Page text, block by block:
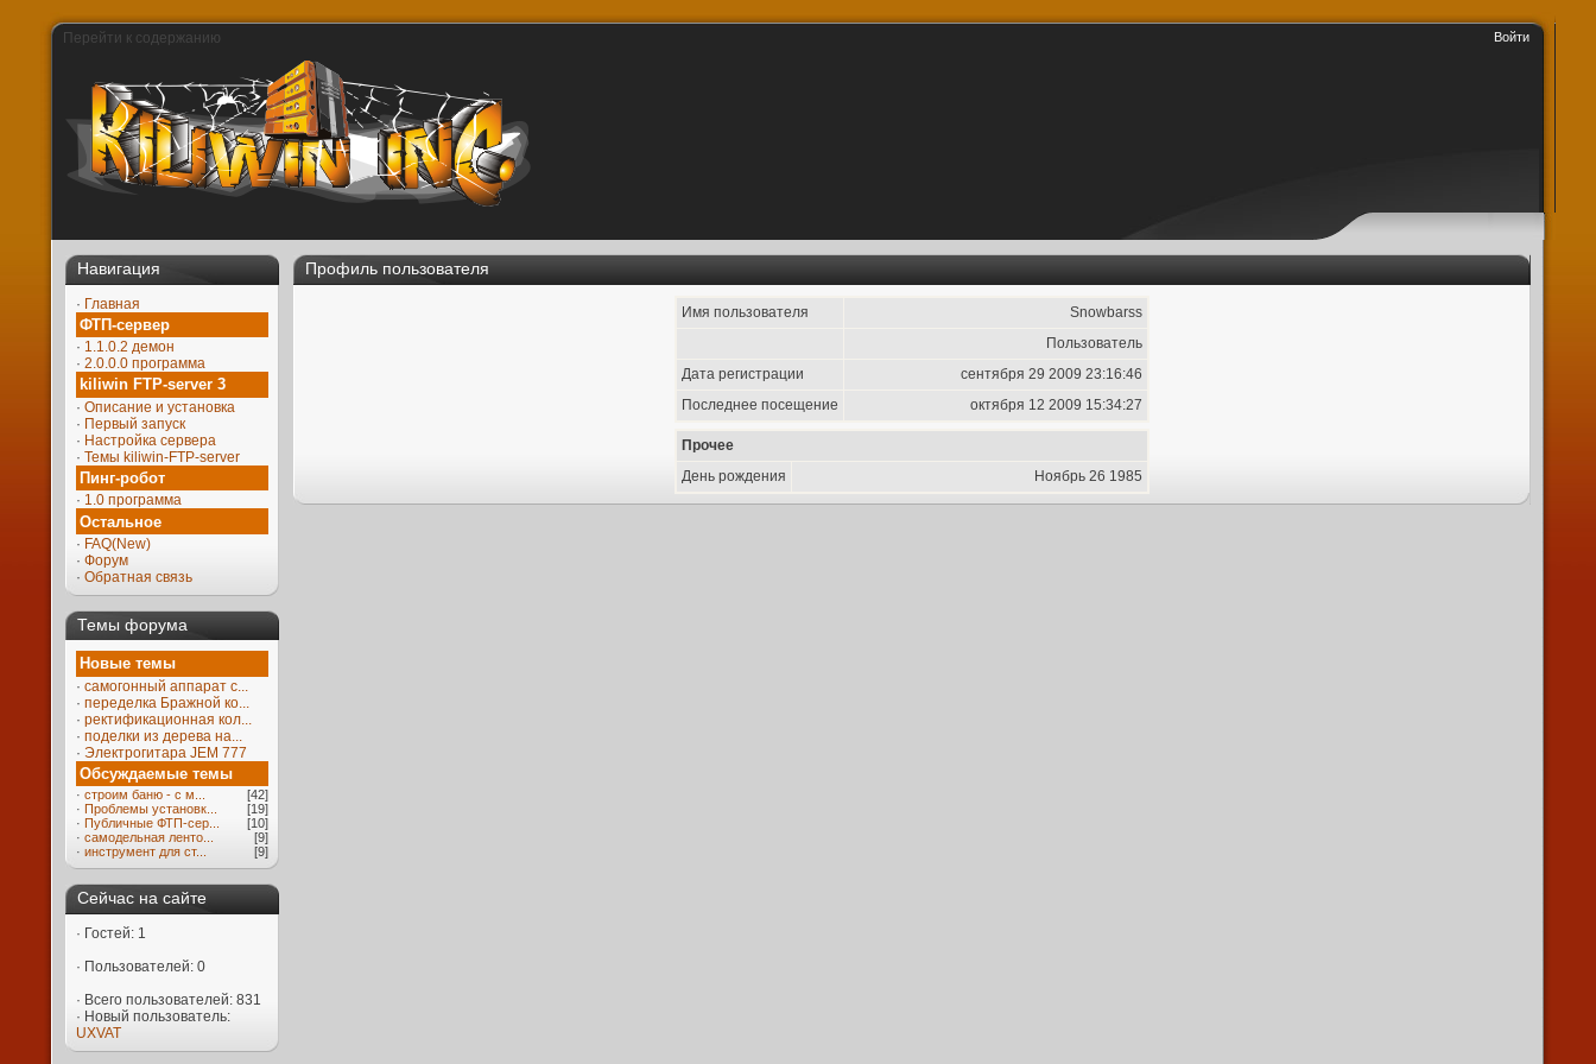
Перейти к содержанию Войти
Навигация
· Главная
ФТП-сервер
· 1.1.0.2 демон
· 2.0.0.0 программа
kiliwin FTP-server 3
· Описание и установка
· Первый запуск
· Настройка сервера
· Темы kiliwin-FTP-server
Пинг-робот
· 1.0 программа
Остальное
· FAQ(New)
· Форум
· Обратная связь
Темы форума
Новые темы
· самогонный аппарат с...
· переделка Бражной ко...
· ректификационная кол...
· поделки из дерева на...
· Электрогитара JEM 777
Обсуждаемые темы
· строим баню - с м...
[42]
· Проблемы установк...
[19]
· Публичные ФТП-сер...
[10]
· самодельная ленто...
[9]
· инструмент для ст... [9]
Сейчас на сайте
· Гостей: 1
· Пользователей: 0
· Всего пользователей: 831
· Новый пользователь:
UXVAT
Профиль пользователя
Имя пользователя
Snowbarss
Пользователь
Дата регистрации
сентября 29 2009 23:16:46
Последнее посещение
октября 12 2009 15:34:27
Прочее
День рождения
Ноябрь 26 1985